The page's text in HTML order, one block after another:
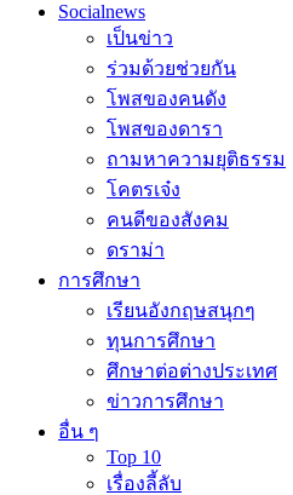
Socialnews
เป็นข่าว
ร่วมด้วยช่วยกัน
โพสของคนดัง
โพสของดารา
ถามหาความยุติธรรม
โคตรเจ๋ง
คนดีของสังคม
ดราม่า
การศึกษา
เรียนอังกฤษสนุกๆ
ทุนการศึกษา
ศึกษาต่อต่างประเทศ
ข่าวการศึกษา
อื่น ๆ
Top 10
เรื่องลี้ลับ